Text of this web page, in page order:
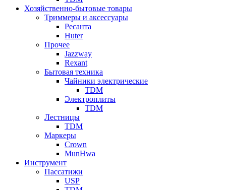
Хозяйственно-бытовые товары
Триммеры и аксессуары
Ресанта
Huter
Прочее
Jazzway
Rexant
Бытовая техника
Чайники электрические
TDM
Электроплиты
TDM
Лестницы
TDM
Маркеры
Crown
MunHwa
Инструмент
Пассатижи
USP